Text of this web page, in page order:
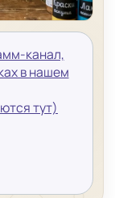
канал,
в нашем
тут)